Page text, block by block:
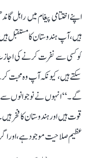
اپنے اختتامی پیغام میں راہل
ہیں، آپ ہندوستان کا
کو کسی سے نفرت کرنے کی
سکتے ہیں، کیونکہ آپ وہ محبت
گے۔‘‘ انہوں نے نوجوانوں سے
قوت ہیں اور ہندوستان کا فخر
عظیم صلاحیت موجود ہے، اور